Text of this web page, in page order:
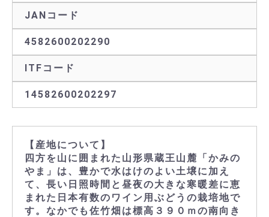
JANコード
4582600202290
ITFコード
14582600202297
【産地について】
四方を山に囲まれた山形県蔵王山麓「かみの
やま」は、豊かで水はけのよい土壌に加え
て、長い日照時間と昼夜の大きな寒暖差に恵
まれた日本有数のワイン用ぶどうの栽培地で
す。なかでも佐竹畑は標高３９０ｍの南向き